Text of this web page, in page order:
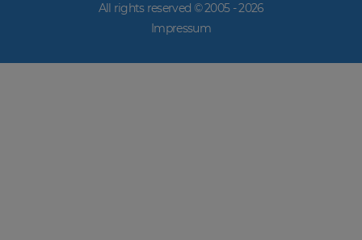
All rights reserved © 2005 -2026
Impressum